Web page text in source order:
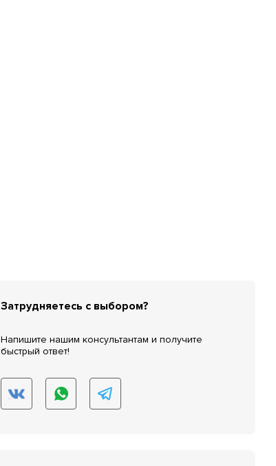
Затрудняетесь с выбором?
Напишите нашим консультантам и получите
быстрый ответ!